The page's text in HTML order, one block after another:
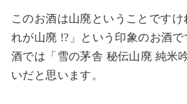
このお酒は山廃ということですけ
れが山廃 !?」という印象のお酒
酒では「雪の茅舎 秘伝山廃 純米
いだと思います。